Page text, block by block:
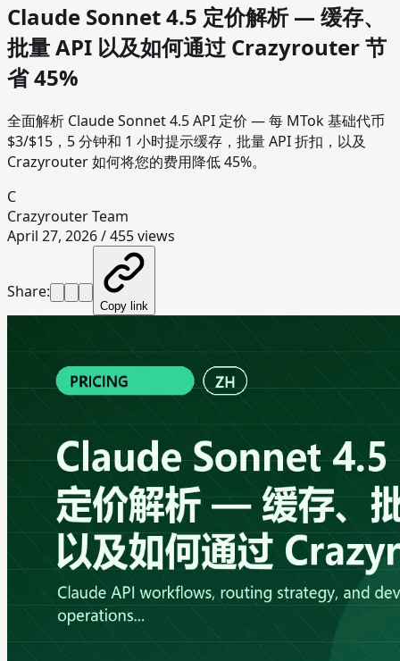
Claude Sonnet 4.5 定价解析 — 缓存、
批量 API 以及如何通过 Crazyrouter 节
省 45%
全面解析 Claude Sonnet 4.5 API 定价 — 每 MTok 基础代币
$3/$15，5 分钟和 1 小时提示缓存，批量 API 折扣，以及
Crazyrouter 如何将您的费用降低 45%。
C
Crazyrouter Team
April 27, 2026/455views
Share:
Copy link